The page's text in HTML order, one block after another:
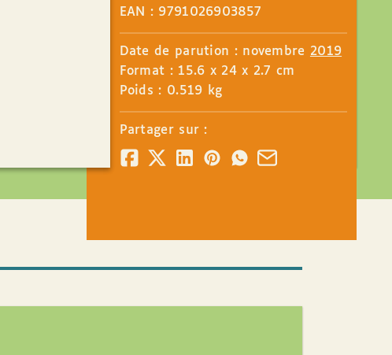
EAN : 9791026903857
Date de parution : novembre 2019
Format : 15.6 x 24 x 2.7 cm
Poids : 0.519 kg
Partager sur :